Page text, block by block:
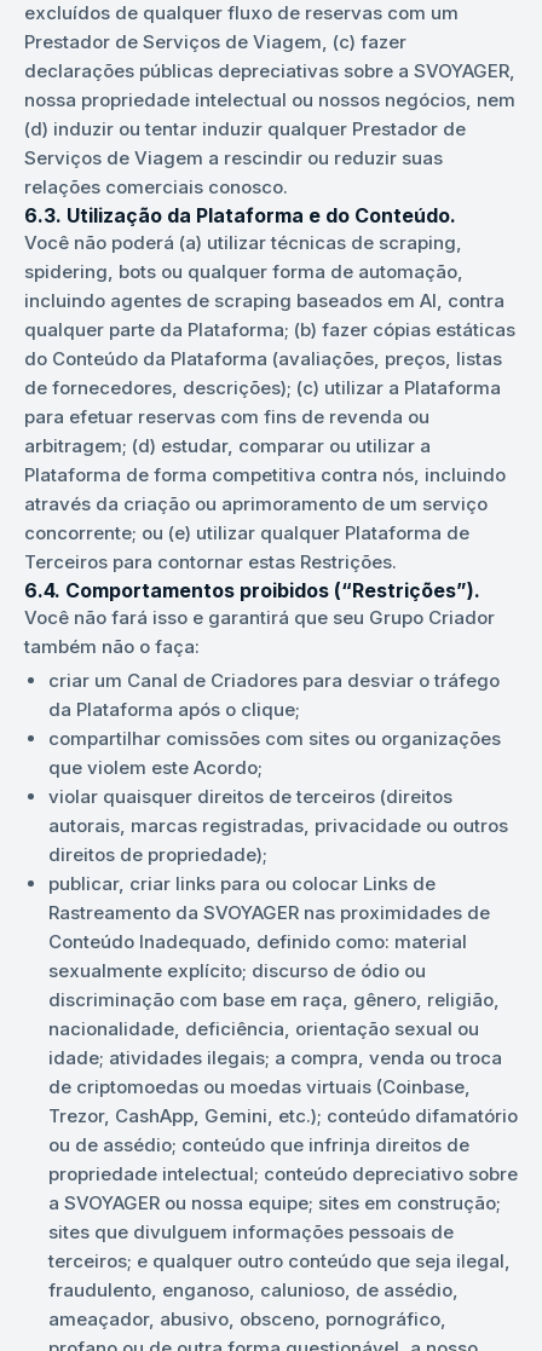
excluídos de qualquer fluxo de reservas com um
Prestador de Serviços de Viagem, (c) fazer
declarações públicas depreciativas sobre a SVOYAGER,
nossa propriedade intelectual ou nossos negócios, nem
(d) induzir ou tentar induzir qualquer Prestador de
Serviços de Viagem a rescindir ou reduzir suas
relações comerciais conosco.
6.3. Utilização da Plataforma e do Conteúdo.
Você não poderá (a) utilizar técnicas de scraping,
spidering, bots ou qualquer forma de automação,
incluindo agentes de scraping baseados em AI, contra
qualquer parte da Plataforma; (b) fazer cópias estáticas
do Conteúdo da Plataforma (avaliações, preços, listas
de fornecedores, descrições); (c) utilizar a Plataforma
para efetuar reservas com fins de revenda ou
arbitragem; (d) estudar, comparar ou utilizar a
Plataforma de forma competitiva contra nós, incluindo
através da criação ou aprimoramento de um serviço
concorrente; ou (e) utilizar qualquer Plataforma de
Terceiros para contornar estas Restrições.
6.4. Comportamentos proibidos (“Restrições”).
Você não fará isso e garantirá que seu Grupo Criador
também não o faça:
criar um Canal de Criadores para desviar o tráfego
da Plataforma após o clique;
compartilhar comissões com sites ou organizações
que violem este Acordo;
violar quaisquer direitos de terceiros (direitos
autorais, marcas registradas, privacidade ou outros
direitos de propriedade);
publicar, criar links para ou colocar Links de
Rastreamento da SVOYAGER nas proximidades de
Conteúdo Inadequado, definido como: material
sexualmente explícito; discurso de ódio ou
discriminação com base em raça, gênero, religião,
nacionalidade, deficiência, orientação sexual ou
idade; atividades ilegais; a compra, venda ou troca
de criptomoedas ou moedas virtuais (Coinbase,
Trezor, CashApp, Gemini, etc.); conteúdo difamatório
ou de assédio; conteúdo que infrinja direitos de
propriedade intelectual; conteúdo depreciativo sobre
a SVOYAGER ou nossa equipe; sites em construção;
sites que divulguem informações pessoais de
terceiros; e qualquer outro conteúdo que seja ilegal,
fraudulento, enganoso, calunioso, de assédio,
ameaçador, abusivo, obsceno, pornográfico,